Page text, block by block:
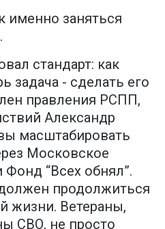
именно заняться
стандарт: как
задача - сделать его
правления РСПП,
Александр
масштабировать
Московское
“Всех обнял”.
продолжиться
жизни. Ветераны,
СВО, не просто